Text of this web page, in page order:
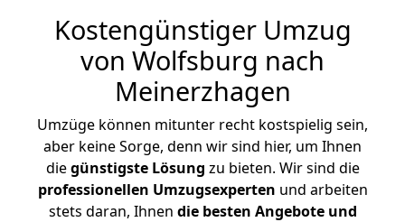
Kostengünstiger Umzug
von Wolfsburg nach
Meinerzhagen
Umzüge können mitunter recht kostspielig sein,
aber keine Sorge, denn wir sind hier, um Ihnen
diegünstigste Lösung zu bieten. Wir sind die
professionellen Umzugsexperten und arbeiten
stets daran, Ihnen die besten Angebote und